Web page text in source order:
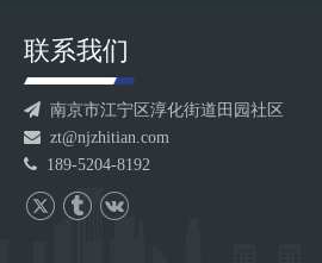
联系我们
 南京市江宁区淳化街道田园社区
 zt@njzhitian.com
 189-5204-8192